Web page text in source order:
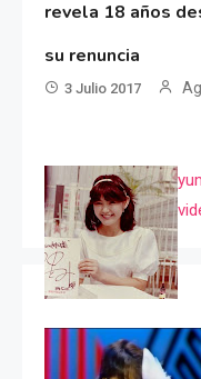
revela 18 años
su renuncia
3 Julio 2017